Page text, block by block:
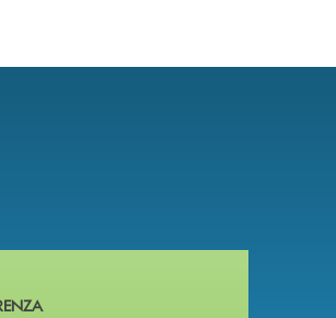
documenti ? Vai alla pagina della